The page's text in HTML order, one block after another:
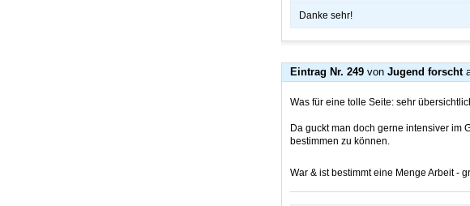
Danke sehr!
Eintrag Nr. 249 von Jugend forscht
Was für eine tolle Seite: sehr
Da guckt man doch gerne intensiver im
bestimmen zu können.
War & ist bestimmt eine Menge Arbeit -